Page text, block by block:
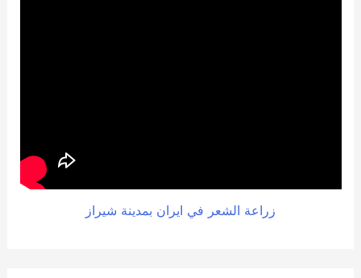
زراعة الشعر في ايران بمدينة شيراز